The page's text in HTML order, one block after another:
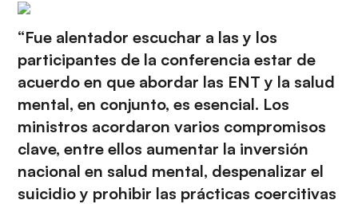
“Fue alentador escuchar a las y los
participantes de la conferencia estar de
acuerdo en que abordar las ENT y la salud
mental, en conjunto, es esencial. Los
ministros acordaron varios compromisos
clave, entre ellos aumentar la inversión
nacional en salud mental, despenalizar el
suicidio y prohibir las prácticas coercitivas